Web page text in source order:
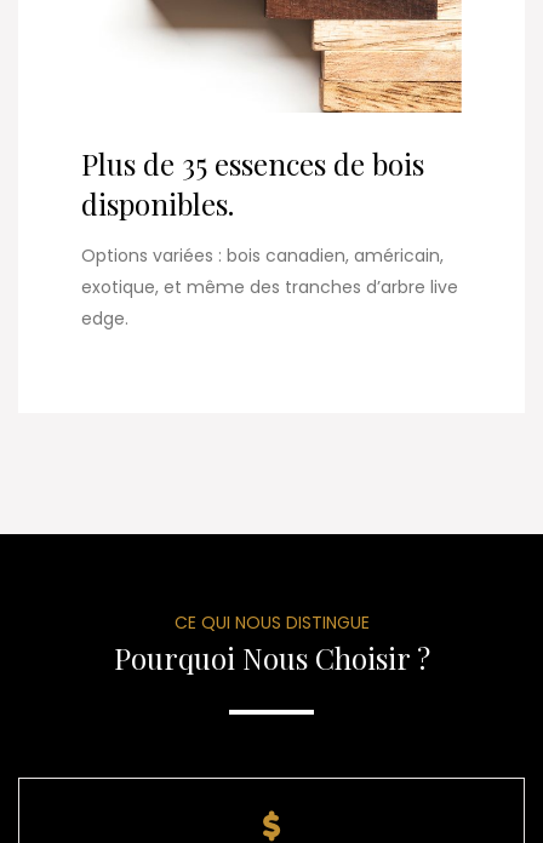
Plus de 35 essences de bois
disponibles.
Options variées : bois canadien, américain,
exotique, et même des tranches d’arbre live
edge.
CE QUI NOUS DISTINGUE
Pourquoi Nous Choisir ?